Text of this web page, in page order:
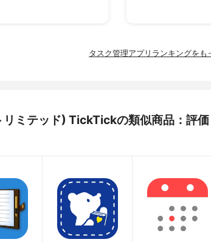
タスク管理アプリランキングをも
ミテッド) TickTickの類似商品：評